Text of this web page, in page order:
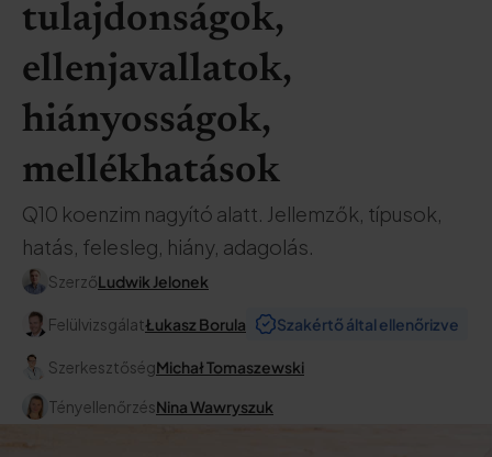
tulajdonságok,
ellenjavallatok,
hiányosságok,
mellékhatások
Q10 koenzim nagyító alatt. Jellemzők, típusok,
hatás, felesleg, hiány, adagolás.
SzerzőLudwik Jelonek
FelülvizsgálatŁukasz Borula Szakértő által ellenőrizve
SzerkesztőségMichał Tomaszewski
TényellenőrzésNina Wawryszuk